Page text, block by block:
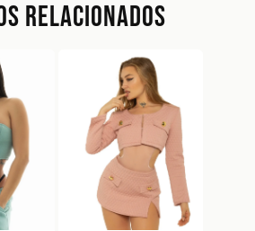
Go To Shop
relacionados